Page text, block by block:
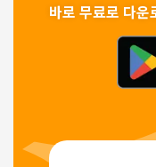
바로 무료로 다